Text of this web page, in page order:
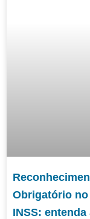
Obrigatório
INSS: entenda